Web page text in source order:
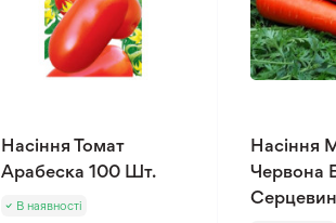
Насіння Томат
Арабеска 100 Шт.
В наявності
Насіння
Червона